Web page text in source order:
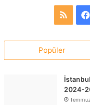
RSS
Popüler
2024-